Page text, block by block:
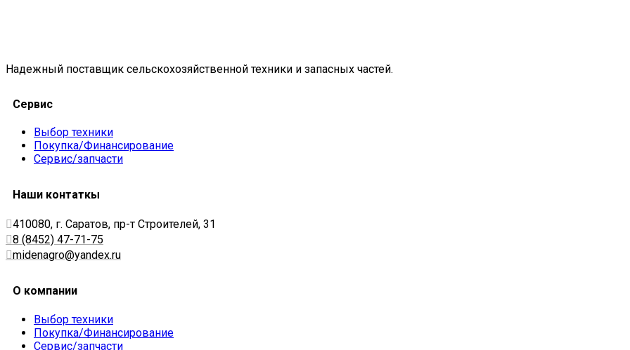
Надежный поставщик сельскохозяйственной техники и запасных частей.
Сервис
Выбор техники
Покупка/Финансирование
Сервис/запчасти
Наши контаткы
410080, г. Саратов, пр-т Строителей, 31
8 (8452) 47-71-75
midenagro@yandex.ru
О компании
Выбор техники
Покупка/Финансирование
Сервис/запчасти